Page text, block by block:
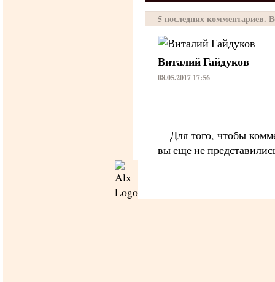
5 последних комментариев.
Виталий Гайдуков
08.05.2017 17:56
Для того, чтобы
вы еще не